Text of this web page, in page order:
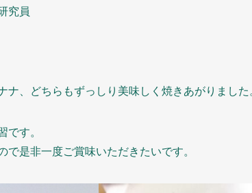
究員
ナ、どちらもずっしり美味しく焼きあがりました
です。
是非一度ご賞味いただきたいです。